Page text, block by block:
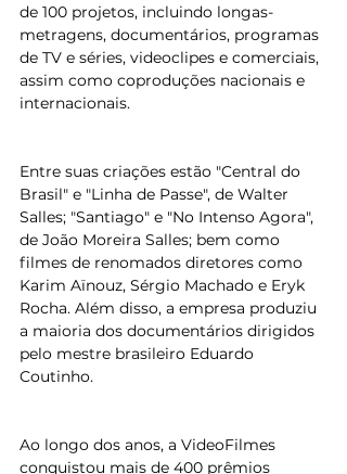
de 100 projetos, incluindo longas-
metragens, documentários, programas
de TV e séries, videoclipes e comerciais,
assim como coproduções nacionais e
internacionais.
Entre suas criações estão "Central do
Brasil" e "Linha de Passe", de Walter
Salles; "Santiago" e "No Intenso Agora",
de João Moreira Salles; bem como
filmes de renomados diretores como
Karim Aïnouz, Sérgio Machado e Eryk
Rocha. Além disso, a empresa produziu
a maioria dos documentários dirigidos
pelo mestre brasileiro Eduardo
Coutinho.
Ao longo dos anos, a VideoFilmes
conquistou mais de 400 prêmios